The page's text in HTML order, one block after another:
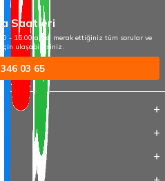
Saatleri
- 15:00 arası merak ettiğiniz tüm sorular ve
ulaşabilirsiniz.
03 65